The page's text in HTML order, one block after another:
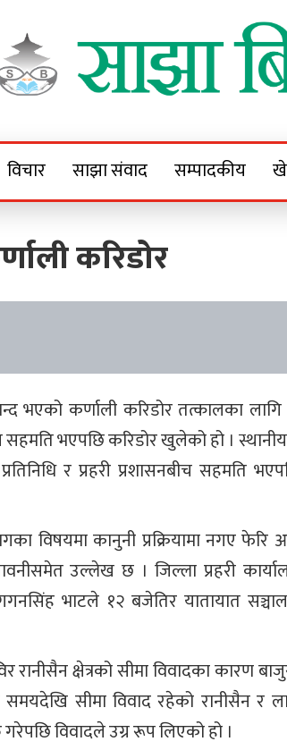
विचार साझा संवाद सम्पादकीय
करिडोर
भएको कर्णाली करिडोर तत्कालका
सहमति भएपछि करिडोर खुलेको हो ।
र प्रहरी प्रशासनबीच सहमति
विषयमा कानुनी प्रक्रियामा नगए
उल्लेख छ । जिल्ला प्रहरी
भाटले १२ बजेतिर यातायात
क्षेत्रको सीमा विवादका कारण
सीमा विवाद रहेको रानीसैन र
गरेपछि विवादले उग्र रूप लिएको हो ।